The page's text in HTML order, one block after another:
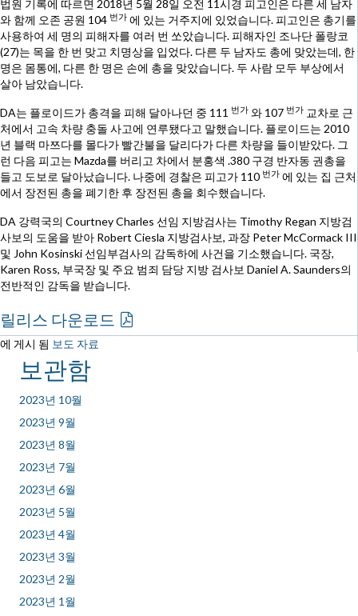
법원 기록에 따르면 2018년 5월 28일 오전 11시경 피고인은 다른 세 남자
와 함께 오존 공원 104 번가 에 있는 거주지에 있었습니다. 피고인은 총기를
사용하여 세 명의 피해자를 여러 번 쏘았습니다. 피해자인 조나단 폴랑코
(27)는 목을 한 번 맞고 치명상을 입었다. 다른 두 남자도 총에 맞았는데, 한
명은 몸통에, 다른 한 명은 손에 총을 맞았습니다. 두 사람 모두 부상에서
살아 남았습니다.
DA는 플로이드가 총격을 피해 달아나던 중 111 번가 와 107 번가 교차로 근
처에서 고속 차량 충돌 사고에 연루됐다고 말했습니다. 플로이드는 2010
년 블랙 마쯔다를 몰다가 빨간불을 달리다가 다른 차량을 들이받았다. 그
런 다음 피고는 Mazda를 버리고 차에서 분홍색 .380 구경 반자동 권총을
들고 도보로 달아났습니다. 나중에 경찰은 피고가 110 번가 에 있는 집 근처
에서 장전된 총을 폐기한 후 장전된 총을 회수했습니다.
DA 강력국의 Courtney Charles 선임 지방검사는 Timothy Regan 지방검
사보의 도움을 받아 Robert Ciesla 지방검사보, 과장 Peter McCormack III
및 John Kosinski 선임부검사의 감독하에 사건을 기소했습니다. 국장,
Karen Ross, 부국장 및 주요 범죄 담당 지방 검사보 Daniel A. Saunders의
전반적인 감독을 받습니다.
릴리스 다운로드
에 게시 됨 보도 자료
보관함
2023년 10월
2023년 9월
2023년 8월
2023년 7월
2023년 6월
2023년 5월
2023년 4월
2023년 3월
2023년 2월
2023년 1월